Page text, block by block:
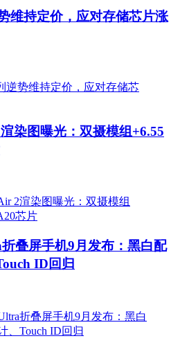
维持定价，应对存储芯片涨
染图曝光：双摄模组+6.55
叠屏手机9月发布：黑白配
ID回归